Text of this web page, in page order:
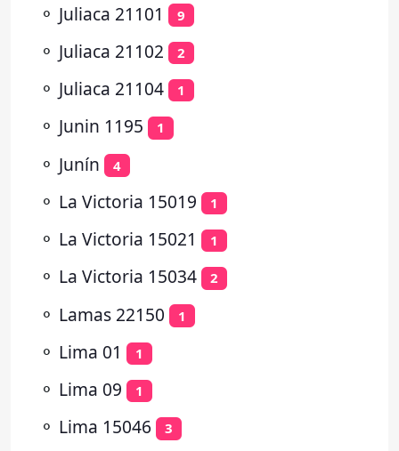
⚬ Juliaca 21101 9
⚬ Juliaca 21102 2
⚬ Juliaca 21104 1
⚬ Junin 1195 1
⚬ Junín 4
⚬ La Victoria 15019 1
⚬ La Victoria 15021 1
⚬ La Victoria 15034 2
⚬ Lamas 22150 1
⚬ Lima 01 1
⚬ Lima 09 1
⚬ Lima 15046 3